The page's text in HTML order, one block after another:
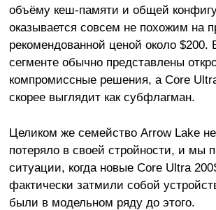
объёму кеш-памяти и общей
оказывается совсем не похожим на
рекомендованной ценой около $200.
сегменте обычно представлены
компромиссные решения, а Core
скорее выглядит как субфлагман.
Целиком же семейство Arrow Lake
потеряло в своей стройности, и мы
ситуации, когда новые Core Ultra
фактически затмили собой
были в модельном ряду до этого.